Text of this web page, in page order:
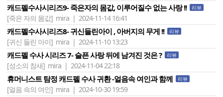
캐드펠수사시리즈9- 죽은자의 몸값, 이루어질수 없는 사랑 !! 리뷰
[죽은 자의 몸값] mira | 2024-11-14 16:41
캐드펠수사시리즈8- 귀신들린아이 , 아버지의 무게 !! 리뷰
[귀신 들린 아이] mira | 2024-11-10 13:23
캐드펠 수사 시리즈 7- 슬픈 사랑 뒤에 남겨진 것은 ? 리뷰
[성소의 참새] mira | 2024-11-04 22:18
휴머니스트 탐정 캐드펠 수사 귀환 -얼음속 여인과 함께 리뷰
[얼음 속의 여인] mira | 2024-10-30 19:59